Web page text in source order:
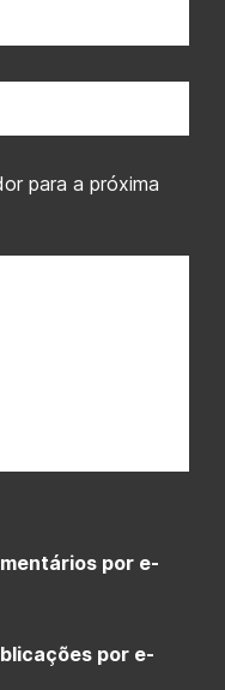
para a próxima
por e-
por e-